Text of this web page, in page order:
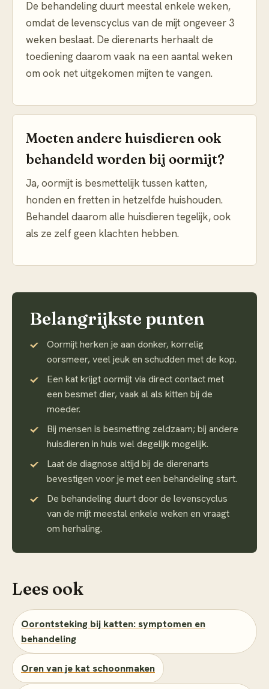
De behandeling duurt meestal enkele weken,
omdat de levenscyclus van de mijt ongeveer 3
weken beslaat. De dierenarts herhaalt de
toediening daarom vaak na een aantal weken
om ook net uitgekomen mijten te vangen.
Moeten andere huisdieren ook
behandeld worden bij oormijt?
Ja, oormijt is besmettelijk tussen katten,
honden en fretten in hetzelfde huishouden.
Behandel daarom alle huisdieren tegelijk, ook
als ze zelf geen klachten hebben.
Belangrijkste punten
Oormijt herken je aan donker, korrelig
oorsmeer, veel jeuk en schudden met de kop.
Een kat krijgt oormijt via direct contact met
een besmet dier, vaak al als kitten bij de
moeder.
Bij mensen is besmetting zeldzaam; bij andere
huisdieren in huis wel degelijk mogelijk.
Laat de diagnose altijd bij de dierenarts
bevestigen voor je met een behandeling start.
De behandeling duurt door de levenscyclus
van de mijt meestal enkele weken en vraagt
om herhaling.
Lees ook
Oorontsteking bij katten: symptomen en
behandeling
Oren van je kat schoonmaken